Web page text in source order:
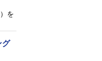
を
グ